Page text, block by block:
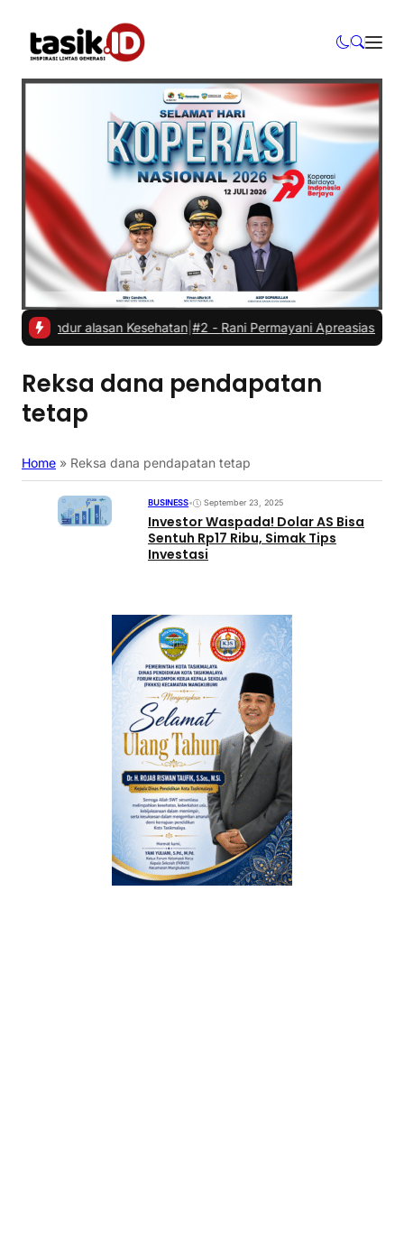
alasan Kesehatan|#2 -Rani Permayani Apreasiasi Teater
Reksa dana pendapatan
tetap
Home » Reksa dana pendapatan tetap
BUSINESS• September 23, 2025
Investor Waspada! Dolar AS Bisa
Sentuh Rp17 Ribu, Simak Tips
Investasi